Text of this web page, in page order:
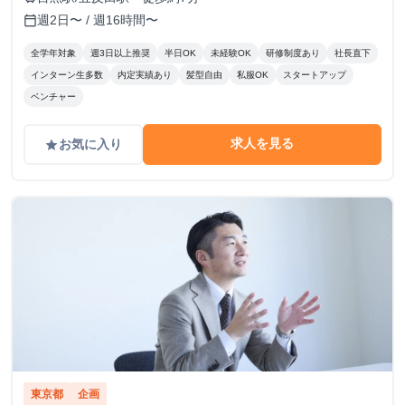
とで、インセンティブが発生する仕組みです。 ▼こんな方
にピッタリ！ ・学生のうちからガッツリ稼ぎたい！ ・成果
に見合った給料が欲しい！ ・成長意欲があり、挑戦する環
に挑戦しましょう！
calendar_today週2日〜 / 週16時間〜
全学年対象 週3日以上推奨 半日OK 未経験OK 研修制度あり 社長直下
インターン生多数 内定実績あり 髪型自由 私服OK スタートアップ
ベンチャー
gradeお気に入り 求人を見る
東京都 企画